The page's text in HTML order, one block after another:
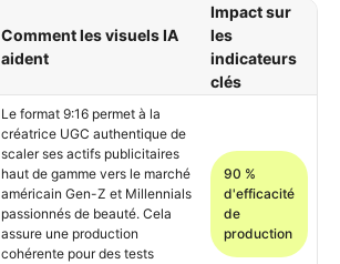
Comment les visuels IA
aident
Impact sur
les
indicateurs
clés
Le format 9:16 permet à la
créatrice UGC authentique de
scaler ses actifs publicitaires
haut de gamme vers le marché
américain Gen-Z et Millennials
passionnés de beauté. Cela
assure une production
cohérente pour des tests
90 %
d'efficacité
de
production